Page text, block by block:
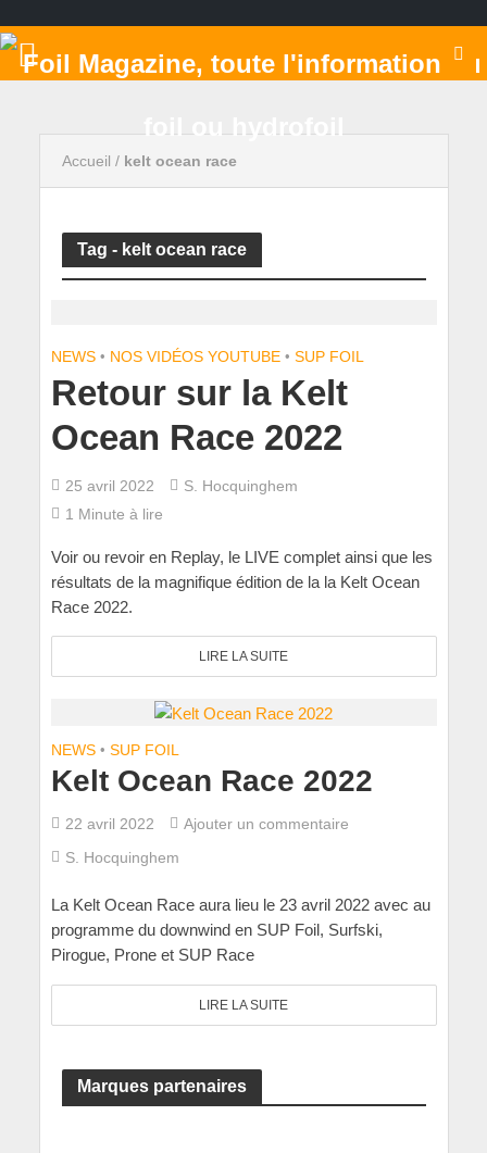
Accueil / kelt ocean race
Tag - kelt ocean race
NEWS • NOS VIDÉOS YOUTUBE • SUP FOIL
Retour sur la Kelt
Ocean Race 2022
25 avril 2022
S. Hocquinghem
1 Minute à lire
Voir ou revoir en Replay, le LIVE complet ainsi que les
résultats de la magnifique édition de la la Kelt Ocean
Race 2022.
LIRE LA SUITE
NEWS • SUP FOIL
Kelt Ocean Race 2022
22 avril 2022
Ajouter un commentaire
S. Hocquinghem
La Kelt Ocean Race aura lieu le 23 avril 2022 avec au
programme du downwind en SUP Foil, Surfski,
Pirogue, Prone et SUP Race
LIRE LA SUITE
Marques partenaires